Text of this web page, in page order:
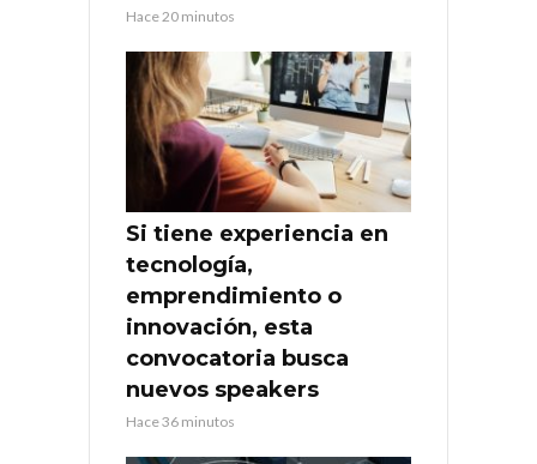
Hace 20 minutos
Si tiene experiencia en
tecnología,
emprendimiento o
innovación, esta
convocatoria busca
nuevos speakers
Hace 36 minutos